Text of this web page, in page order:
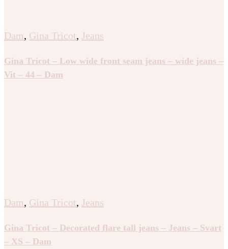
Dam, Gina Tricot, Jeans
Gina Tricot – Low wide front seam jeans – wide jeans –
Vit – 44 – Dam
Dam, Gina Tricot, Jeans
Gina Tricot – Decorated flare tall jeans – Jeans – Svart
– XS – Dam